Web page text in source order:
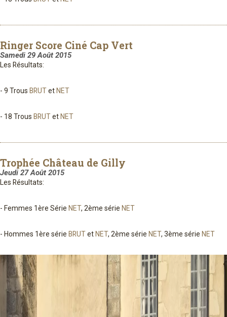
Ringer Score Ciné Cap Vert
Samedi 29 Août 2015
Les Résultats:
- 9 Trous BRUTetNET
- 18 Trous BRUTetNET
Trophée Château de Gilly
Jeudi 27 Août 2015
Les Résultats:
- Femmes 1ère Série NET, 2ème série NET
- Hommes 1ère série BRUTetNET, 2ème série NET, 3ème série NET